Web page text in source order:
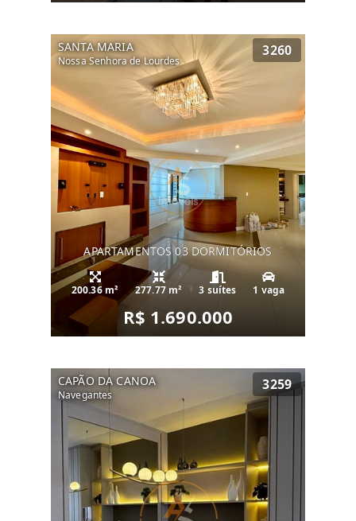
SANTA MARIA
Nossa Senhora de Lourdes
3260
APARTAMENTOS 03 DORMITÓRIOS
200.36 m² 277.77 m² 3 suítes 1 vaga
R$ 1.690.000
CAPÃO DA CANOA
Navegantes
3259